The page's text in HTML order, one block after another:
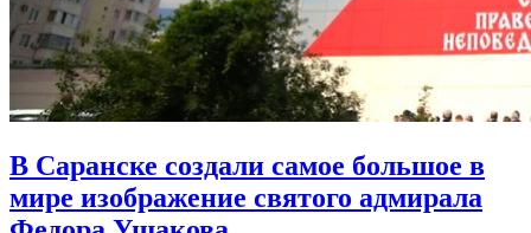
В Саранске создали самое большое в
мире изображение святого адмирала